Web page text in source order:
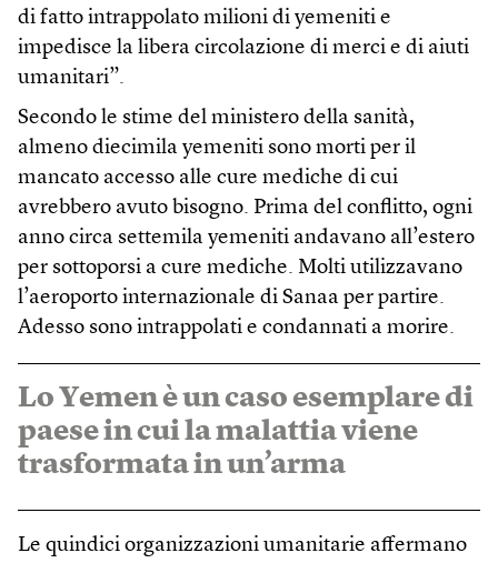
di fatto intrappolato milioni di yemeniti e
impedisce la libera circolazione di merci e di aiuti
umanitari”.
Secondo le stime del ministero della sanità,
almeno diecimila yemeniti sono morti per il
mancato accesso alle cure mediche di cui
avrebbero avuto bisogno. Prima del conflitto, ogni
anno circa settemila yemeniti andavano all’estero
per sottoporsi a cure mediche. Molti utilizzavano
l’aeroporto internazionale di Sanaa per partire.
Adesso sono intrappolati e condannati a morire.
Lo Yemen è un caso esemplare di
paese in cui la malattia viene
trasformata in un’arma
Le quindici organizzazioni umanitarie affermano